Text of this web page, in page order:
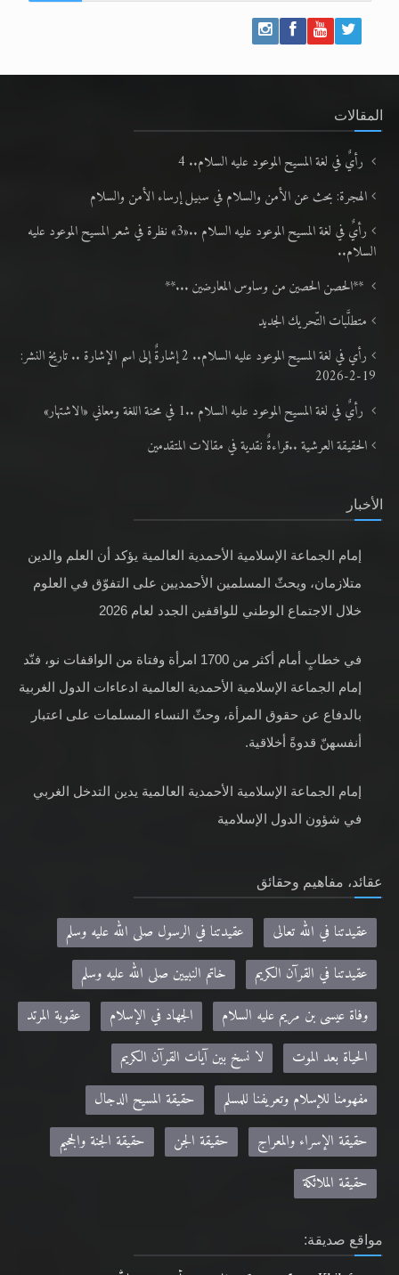
المقالات
رأيٌ في لغة المسيح الموعود عليه السلام.. 4
الهجرة: بحث عن الأمن والسلام في سبيل إرساء الأمن والسلام
رأيٌ في لغة المسيح الموعود عليه السلام ..«3» نظرة في شعر المسيح الموعود عليه
السلام..
**الحصن الحصين من وساوس المعارضين ...**
متطلَّبات التّحريك الجديد
رأي في لغة المسيح الموعود عليه السلام.. 2 إشارةٌ إلى اسم الإشارة .. تاريخ النشر:
19-2-2026
رأيٌ في لغة المسيح الموعود عليه السلام ..1 في محنة اللغة ومعاني «الاشتهار»
الحقيقة العرشية ..قراءةٌ نقدية في مقالات المتقدمين
الأخبار
إمام الجماعة الإسلامية الأحمدية العالمية يؤكد أن العلم والدين
متلازمان، ويحثّ المسلمين الأحمديين على التفوّق في العلوم
خلال الاجتماع الوطني للواقفين الجدد لعام 2026
في خطابٍ أمام أكثر من 1700 امرأة وفتاة من الواقفات نو، فنّد
إمام الجماعة الإسلامية الأحمدية العالمية ادعاءات الدول الغربية
بالدفاع عن حقوق المرأة، وحثّ النساء المسلمات على اعتبار
أنفسهنّ قدوةً أخلاقية.
إمام الجماعة الإسلامية الأحمدية العالمية يدين التدخل الغربي
في شؤون الدول الإسلامية
عقائد، مفاهيم وحقائق
عقيدتنا في الله تعالى
عقيدتنا في الرسول صلى الله عليه وسلم
عقيدتنا في القرآن الكريم
خاتم النبيين صلى الله عليه وسلم
وفاة عيسى بن مريم عليه السلام
الجهاد في الإسلام
عقوبة المرتد
الحياة بعد الموت
لا نسخ بين آيات القرآن الكريم
مفهومنا للإسلام وتعريفنا للمسلم
حقيقة المسيح الدجال
حقيقة الإسراء والمعراج
حقيقة الجن
حقيقة الجنة والجحيم
حقيقة الملائكة
مواقع صديقة: